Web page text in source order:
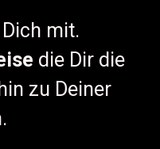
mit.
die Dir die
zu Deiner